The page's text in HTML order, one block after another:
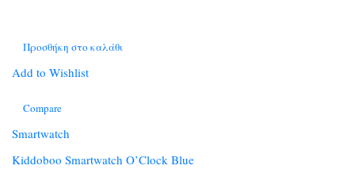
Προσθήκη στο καλάθι
Add to Wishlist
Compare
Smartwatch
Kiddoboo Smartwatch O’Clock Blue